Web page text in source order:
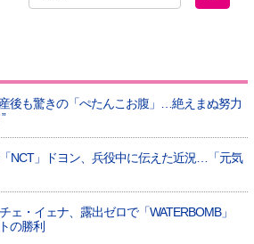
後も驚きの「ぺたんこお腹」…絶えまぬ努力
NCT」ドヨン、兵役中に伝えた近況…「元気
ェ・イェナ、露出ゼロで「WATERBOMB」
の勝利